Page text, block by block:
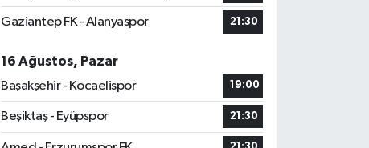
Gaziantep FK - Alanyaspor 21:30
16 Ağustos, Pazar
Başakşehir - Kocaelispor
19:00
Beşiktaş - Eyüpspor 21:30